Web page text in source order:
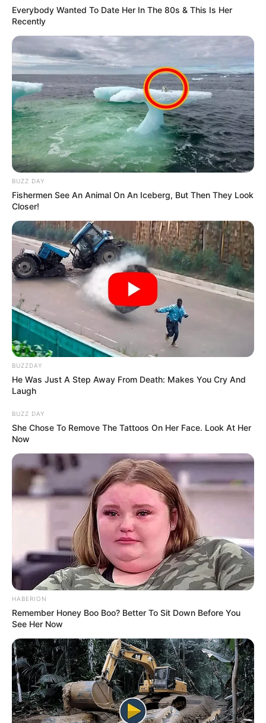
ΧΑΛΚΙΔΑ ΝΕΑ
ΤΑΥΤΟΤΗΤΑ ΚΑΙ ΕΠΙΚΟΙΝΩΝΙΑ
Everybody Wanted To Date Her In The 80s & This Is Her
Recently
BUZZ DAY
Fishermen See An Animal On An Iceberg, But Then They Look
Closer!
BUZZDAY
He Was Just A Step Away From Death: Makes You Cry And
Laugh
BUZZ DAY
She Chose To Remove The Tattoos On Her Face. Look At Her
Now
HABERION
Remember Honey Boo Boo? Better To Sit Down Before You
See Her Now